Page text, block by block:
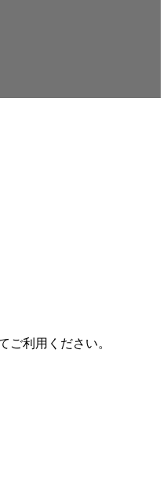
ご利用ください。